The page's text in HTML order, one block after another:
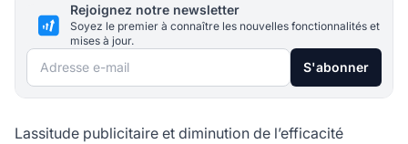
Rejoignez notre newsletter
Soyez le premier à connaître les nouvelles fonctionnalités et
mises à jour.
Adresse e-mail S'abonner
Lassitude publicitaire et diminution de l’efficacité